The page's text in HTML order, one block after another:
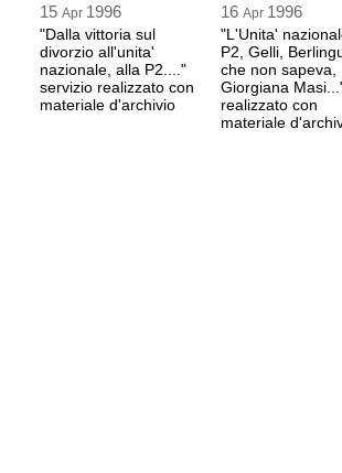
15 Apr 1996
"Dalla vittoria sul
divorzio all'unita'
nazionale, alla P2...."
servizio realizzato con
materiale d'archivio
16 Apr 1996
"L'Unita'
P2, Gelli,
che non sapeva,
Giorgiana
realizzato con
materiale